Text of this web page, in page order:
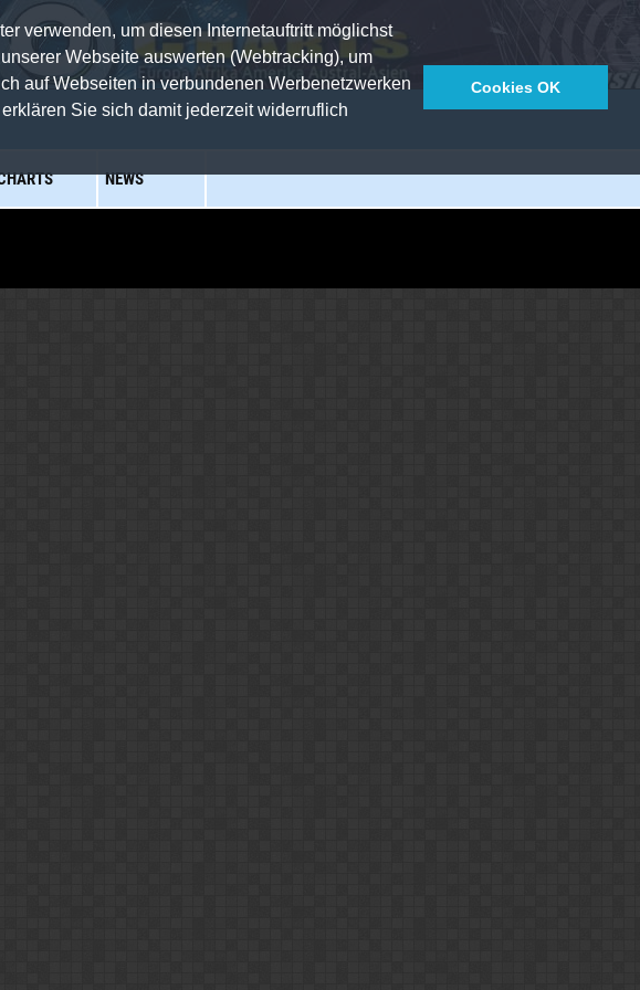
verwenden, um diesen Internetauftritt möglichst
Webseite auswerten (Webtracking), um
auf Webseiten in verbundenen Werbenetzwerken
Sie sich damit jederzeit widerruflich
Cookies OK
NEWS